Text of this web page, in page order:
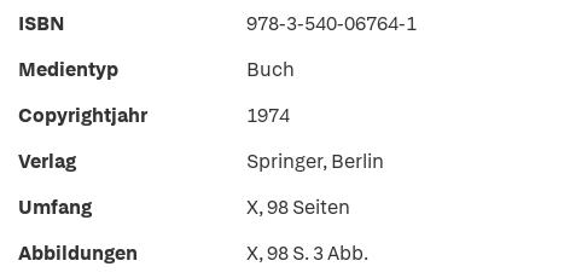
ISBN
978-3-540-06764-1
Medientyp
Buch
Copyrightjahr
1974
Verlag
Springer, Berlin
Umfang
X, 98 Seiten
Abbildungen
X, 98 S. 3 Abb.